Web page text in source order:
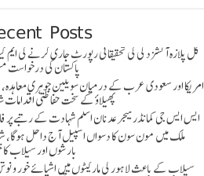
Posts
گل پلازہ آتشزدگی کی تحقیقاتی رپورٹ جاری کرنے کی ایم
پاکستان کی درخواست
امریکا اور سعودی عرب کے درمیان سویلین جوہری
پھیلاؤ کے سخت حفاظتی اقدامات
ایس ایس جی کمانڈر میجر عدنان اسلم شہادت کے رتبے پر
ملک میں مون سون کا دسواں اسپیل آج داخل ہوگا،
بارشوں اور سیلاب
سیلاب کے باعث لاہور کی مارکیٹوں میں اشیائے خور و